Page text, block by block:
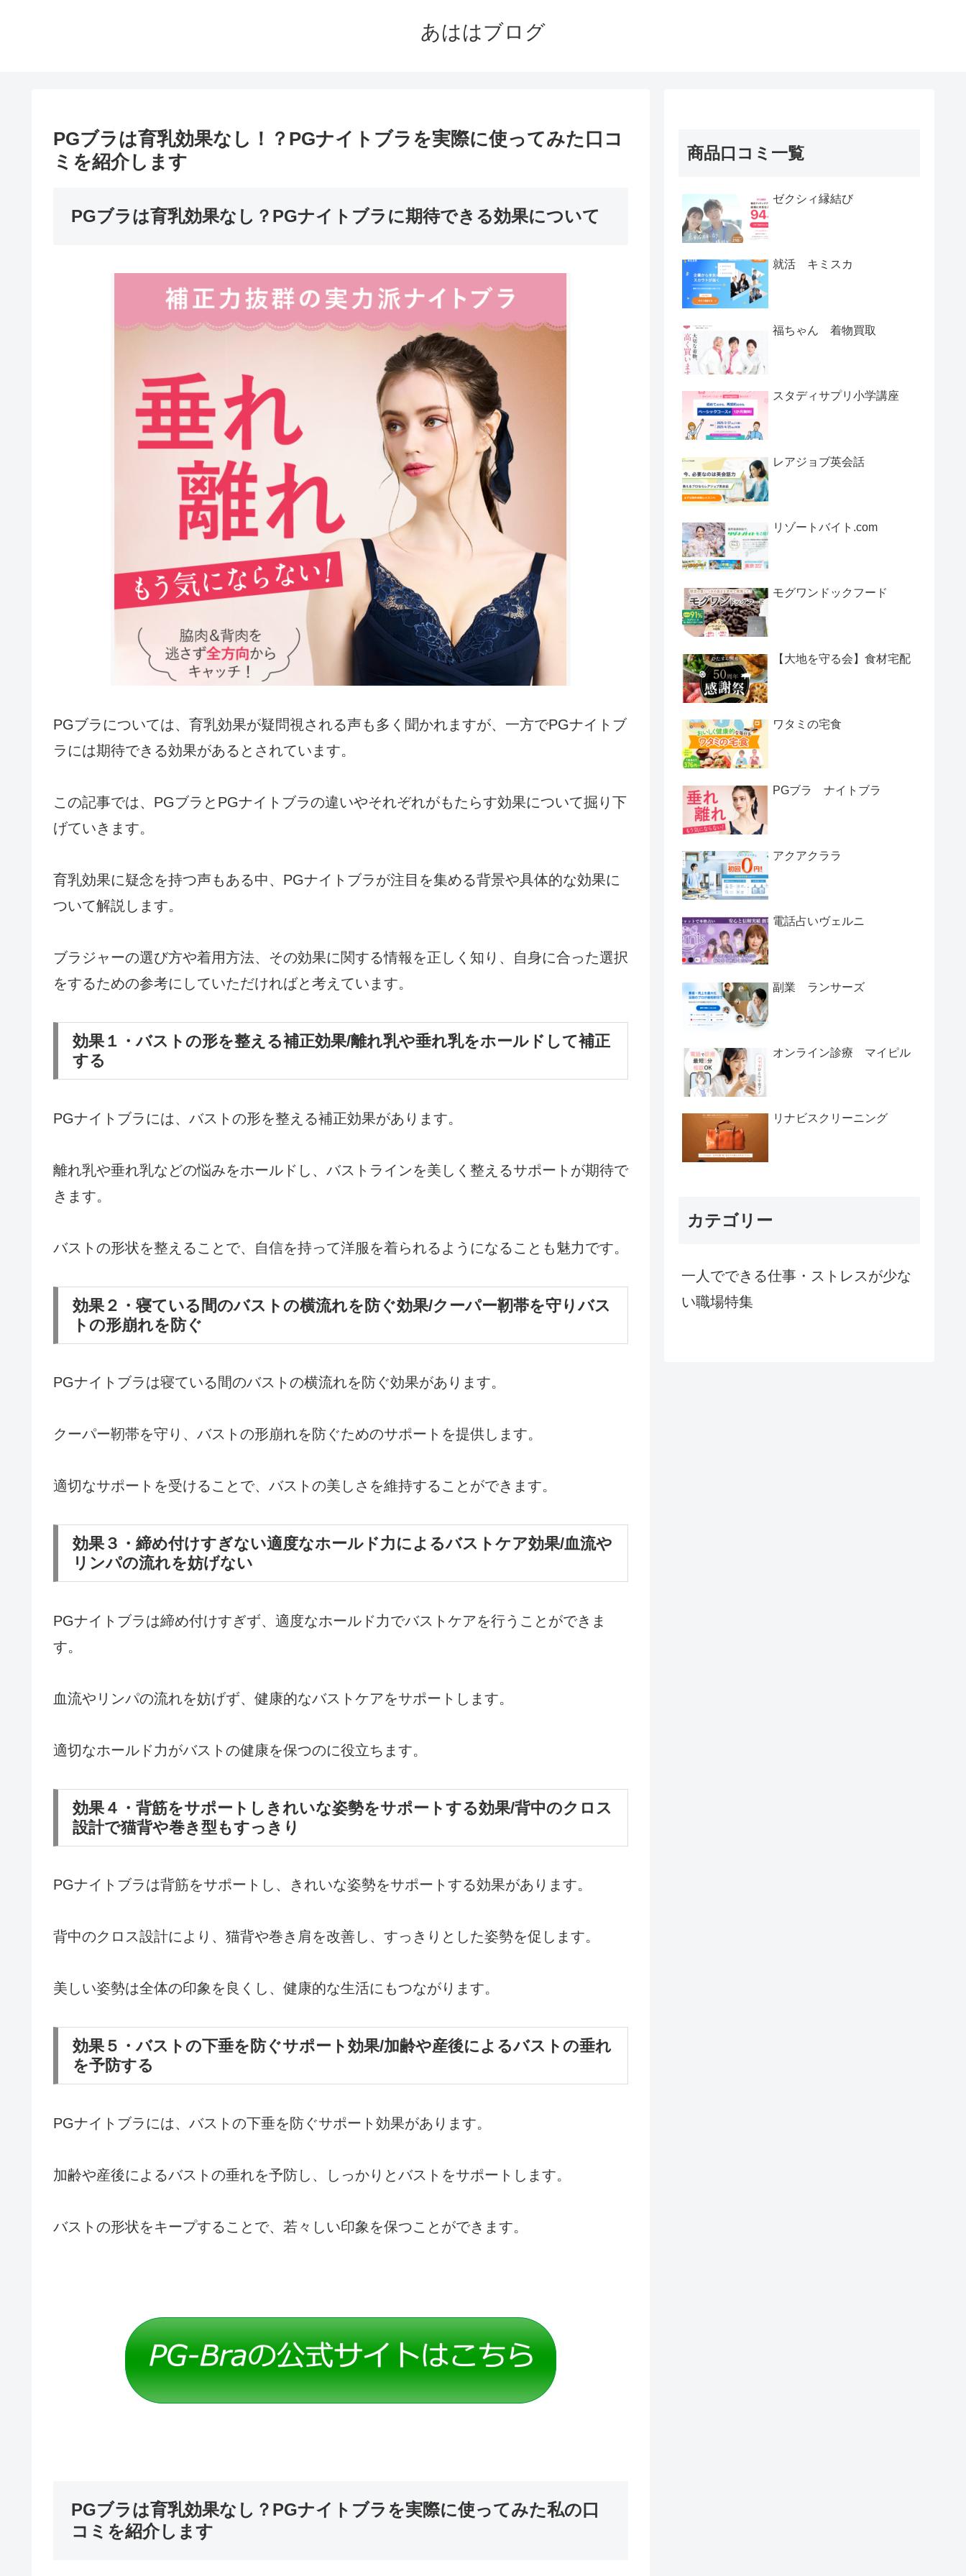
あははブログ
PGブラは育乳効果なし！？PGナイトブラを実際に使ってみた口コ
ミを紹介します
PGブラは育乳効果なし？PGナイトブラに期待できる効果について
PGブラについては、育乳効果が疑問視される声も多く聞かれますが、一方でPGナイトブ
ラには期待できる効果があるとされています。
この記事では、PGブラとPGナイトブラの違いやそれぞれがもたらす効果について掘り下
げていきます。
育乳効果に疑念を持つ声もある中、PGナイトブラが注目を集める背景や具体的な効果に
ついて解説します。
ブラジャーの選び方や着用方法、その効果に関する情報を正しく知り、自身に合った選択
をするための参考にしていただければと考えています。
効果１・バストの形を整える補正効果/離れ乳や垂れ乳をホールドして補正
する
PGナイトブラには、バストの形を整える補正効果があります。
離れ乳や垂れ乳などの悩みをホールドし、バストラインを美しく整えるサポートが期待で
きます。
バストの形状を整えることで、自信を持って洋服を着られるようになることも魅力です。
効果２・寝ている間のバストの横流れを防ぐ効果/クーパー靭帯を守りバス
トの形崩れを防ぐ
PGナイトブラは寝ている間のバストの横流れを防ぐ効果があります。
クーパー靭帯を守り、バストの形崩れを防ぐためのサポートを提供します。
適切なサポートを受けることで、バストの美しさを維持することができます。
効果３・締め付けすぎない適度なホールド力によるバストケア効果/血流や
リンパの流れを妨げない
PGナイトブラは締め付けすぎず、適度なホールド力でバストケアを行うことができま
す。
血流やリンパの流れを妨げず、健康的なバストケアをサポートします。
適切なホールド力がバストの健康を保つのに役立ちます。
効果４・背筋をサポートしきれいな姿勢をサポートする効果/背中のクロス
設計で猫背や巻き型もすっきり
PGナイトブラは背筋をサポートし、きれいな姿勢をサポートする効果があります。
背中のクロス設計により、猫背や巻き肩を改善し、すっきりとした姿勢を促します。
美しい姿勢は全体の印象を良くし、健康的な生活にもつながります。
効果５・バストの下垂を防ぐサポート効果/加齢や産後によるバストの垂れ
を予防する
PGナイトブラには、バストの下垂を防ぐサポート効果があります。
加齢や産後によるバストの垂れを予防し、しっかりとバストをサポートします。
バストの形状をキープすることで、若々しい印象を保つことができます。
PGブラは育乳効果なし？PGナイトブラを実際に使ってみた私の口
コミを紹介します
商品口コミ一覧
ゼクシィ縁結び
就活 キミスカ
福ちゃん 着物買取
スタディサプリ小学講座
レアジョブ英会話
リゾートバイト.com
モグワンドックフード
【大地を守る会】食材宅配
ワタミの宅食
PGブラ ナイトブラ
アクアクララ
電話占いヴェルニ
副業 ランサーズ
オンライン診療 マイピル
リナビスクリーニング
カテゴリー
一人でできる仕事・ストレスが少な
い職場特集